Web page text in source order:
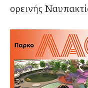
ορεινής